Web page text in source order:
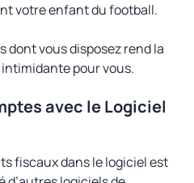
votre enfant du football.
dont vous disposez rend la
pour vous.
avec le Logiciel
fiscaux dans le logiciel est